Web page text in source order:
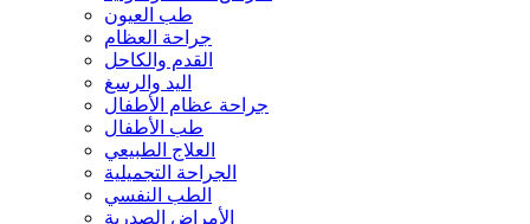
طب العيون
جراحة العظام
القدم والكاحل
اليد والرسغ
جراحة عظام الأطفال
طب الأطفال
العلاج الطبيعي
الجراحة التجميلية
الطب النفسي
الأمراض الصدرية